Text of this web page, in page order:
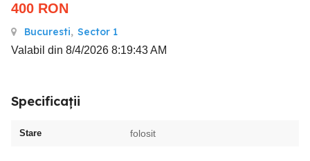
400 RON
Bucuresti, Sector 1
Valabil din 8/4/2026 8:19:43 AM
Specificații
Stare folosit